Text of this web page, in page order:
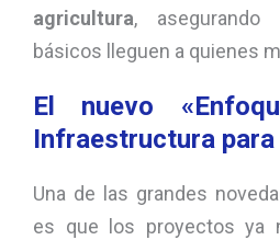
agricultura,
básicos lleguen a quienes
El nuevo
Infraestructura
Una de las grandes
es que los proyectos ya